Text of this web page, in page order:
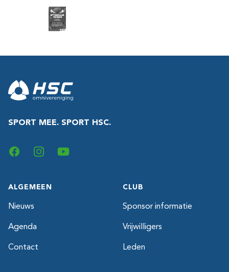
SPORT MEE. SPORT HSC.
FacebookInstagramYouTube
ALGEMEEN
Nieuws
Agenda
Contact
CLUB
Sponsor informatie
Vrijwilligers
Leden